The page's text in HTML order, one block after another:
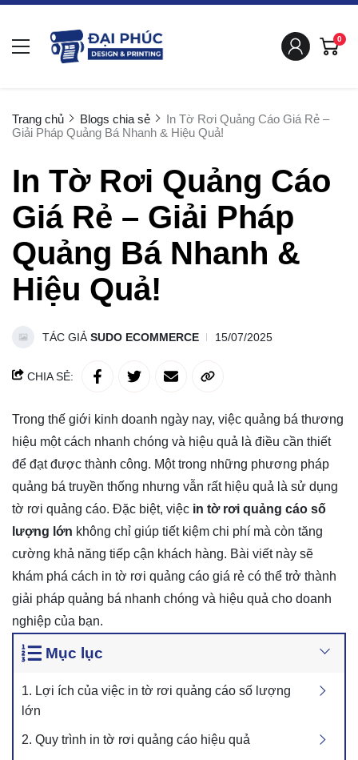
0
Trang chủ Blogs chia sẻ
In Tờ Rơi Quảng Cáo Giá Rẻ –
Giải Pháp Quảng Bá Nhanh & Hiệu Quả!
In Tờ Rơi Quảng Cáo
Giá Rẻ – Giải Pháp
Quảng Bá Nhanh &
Hiệu Quả!
TÁC GIẢ SUDO ECOMMERCE 15/07/2025
CHIA SẺ:
Trong thế giới kinh doanh ngày nay, việc quảng bá thương
hiệu một cách nhanh chóng và hiệu quả là điều cần thiết
để đạt được thành công. Một trong những phương pháp
quảng bá truyền thống nhưng vẫn rất hiệu quả là sử dụng
tờ rơi quảng cáo. Đặc biệt, việc in tờ rơi quảng cáo số
lượng lớn không chỉ giúp tiết kiệm chi phí mà còn tăng
cường khả năng tiếp cận khách hàng. Bài viết này sẽ
khám phá cách in tờ rơi quảng cáo giá rẻ có thể trở thành
giải pháp quảng bá nhanh chóng và hiệu quả cho doanh
nghiệp của bạn.
Mục lục
1. Lợi ích của việc in tờ rơi quảng cáo số lượng
lớn
2. Quy trình in tờ rơi quảng cáo hiệu quả